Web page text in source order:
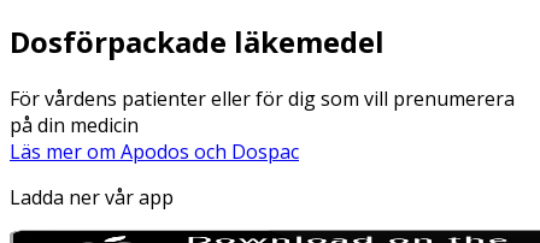
Dosförpackade läkemedel
För vårdens patienter eller för dig som vill prenumerera
på din medicin
Läs mer om Apodos och Dospac
Ladda ner vår app